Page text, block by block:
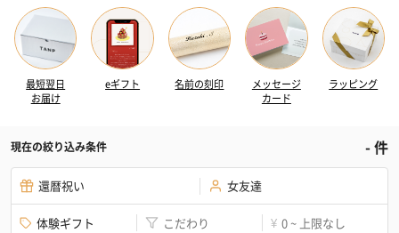
最短翌日
お届け
eギフト 名前の刻印
メッセージ
カード
ラッピング
現在の絞り込み条件 -件
還暦祝い 女友達
体験ギフト こだわり ¥ 0 ~ 上限なし